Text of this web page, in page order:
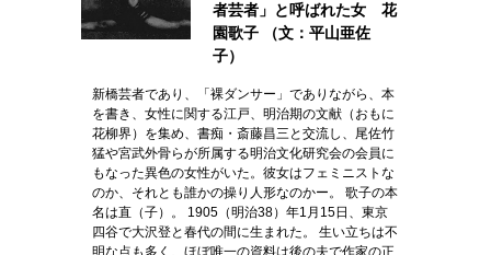
者芸者」と呼ばれた女 花
園歌子 （文：平山亜佐
子）
新橋芸者であり、「裸ダンサー」でありながら、本
を書き、女性に関する江戸、明治期の文献（おもに
花柳界）を集め、書痴・斎藤昌三と交流し、尾佐竹
猛や宮武外骨らが所属する明治文化研究会の会員に
もなった異色の女性がいた。彼女はフェミニストな
のか、それとも誰かの操り人形なのかー。 歌子の本
名は直（子）。 1905（明治38）年1月15日、東京
四谷で大沢登と春代の間に生まれた。 生い立ちは不
明な点も多く、ほぼ唯一の資料は後の夫で作家の正